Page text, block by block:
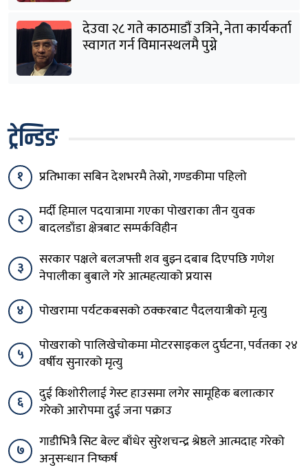
देउवा २८ गते काठमाडौं उत्रिने, नेता कार्यकर्ता
स्वागत गर्न विमानस्थलमै पुग्ने
ट्रेन्डिङ
१ प्रतिभाका सबिन देशभरमै तेस्रो, गण्डकीमा पहिलो
२
मर्दी हिमाल पदयात्रामा गएका पोखराका तीन युवक
बादलडाँडा क्षेत्रबाट सम्पर्कविहीन
३
सरकार पक्षले बलजफ्ती शव बुझ्न दबाब दिएपछि गणेश
नेपालीका बुबाले गरे आत्महत्याको प्रयास
४
पोखरामा पर्यटकबसको ठक्करबाट पैदलयात्रीको मृत्यु
५
पोखराको पालिखेचोकमा मोटरसाइकल दुर्घटना, पर्वतका २४
वर्षीय सुनारको मृत्यु
६
दुई किशोरीलाई गेस्ट हाउसमा लगेर सामूहिक बलात्कार
गरेको आरोपमा दुई जना पक्राउ
७
गाडीभित्रै सिट बेल्ट बाँधेर सुरेशचन्द्र श्रेष्ठले आत्मदाह गरेको
अनुसन्धान निष्कर्ष